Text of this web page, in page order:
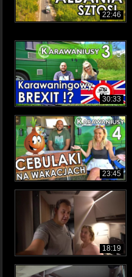
22:46
30:33
23:45
18:19